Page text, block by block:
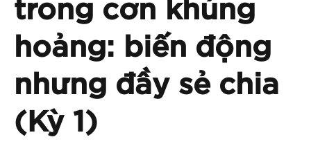
trong cơn khủng
hoảng: biến động
nhưng đầy sẻ chia
(Kỳ 1)